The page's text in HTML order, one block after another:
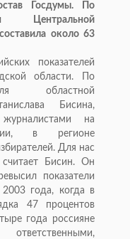
Госдумы. По
Центральной
около 63
показателей
области. По
областной
Бисина,
на
в регионе
Для нас
Бисин. Он
показатели
года, когда в
47 процентов
года россияне